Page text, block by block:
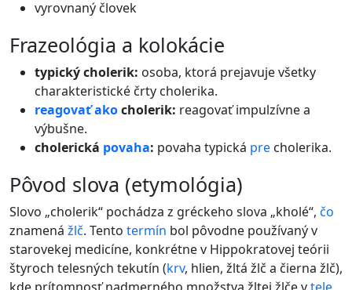
vyrovnaný človek
frazeológia a kolokácie
typický cholerik: osoba, ktorá prejavuje všetky
charakteristické črty cholerika.
reagovaťakocholerik: reagovať impulzívne a
výbušne.
cholerická povaha: povaha typická pre cholerika.
pôvod slova (etymológia)
Slovo „cholerik“ pochádza z gréckeho slova „kholé“, čo
znamená žlč. Tento termín bol pôvodne používaný v
starovekej medicíne, konkrétne v Hippokratovej teórii
štyroch telesných tekutín (krv, hlien, žltá žlč a čierna žlč),